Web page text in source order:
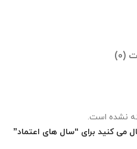
(0)
نشده است.
می کنید برای “سال های اعتماد”